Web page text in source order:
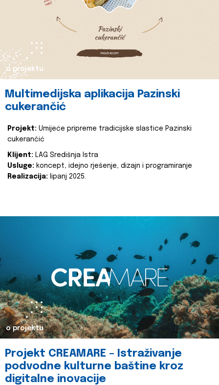
o projektu
Multimedijska aplikacija Pazinski
cukerančić
Projekt: Umijeće pripreme tradicijske slastice Pazinski
cukerančić
Klijent: LAG Središnja Istra
Usluge: koncept, idejno rješenje, dizajn i programiranje
Realizacija: lipanj 2025.
o projektu
Projekt CREAMARE – Istraživanje
podvodne kulturne baštine kroz
digitalne inovacije